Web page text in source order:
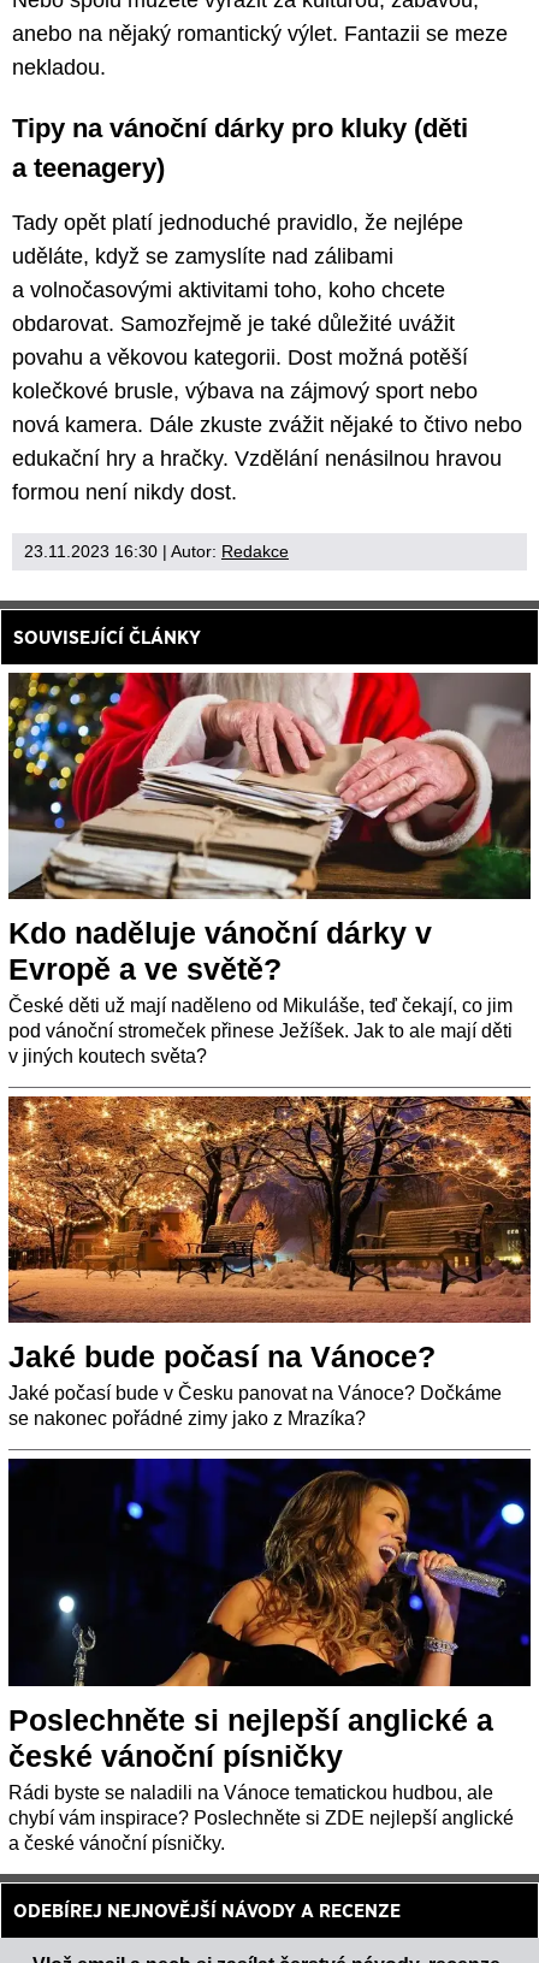
anebo na nějaký romantický výlet. Fantazii se meze
nekladou.
Tipy na vánoční dárky pro kluky (děti
a teenagery)
Tady opět platí jednoduché pravidlo, že nejlépe
uděláte, když se zamyslíte nad zálibami
a volnočasovými aktivitami toho, koho chcete
obdarovat. Samozřejmě je také důležité uvážit
povahu a věkovou kategorii. Dost možná potěší
kolečkové brusle, výbava na zájmový sport nebo
nová kamera. Dále zkuste zvážit nějaké to čtivo nebo
edukační hry a hračky. Vzdělání nenásilnou hravou
formou není nikdy dost.
23.11.2023 16:30 | Autor: Redakce
SOUVISEJÍCÍ ČLÁNKY
Kdo naděluje vánoční dárky v
Evropě a ve světě?
České děti už mají naděleno od Mikuláše, teď čekají, co jim
pod vánoční stromeček přinese Ježíšek. Jak to ale mají děti
v jiných koutech světa?
Jaké bude počasí na Vánoce?
Jaké počasí bude v Česku panovat na Vánoce? Dočkáme
se nakonec pořádné zimy jako z Mrazíka?
Poslechněte si nejlepší anglické a
české vánoční písničky
Rádi byste se naladili na Vánoce tematickou hudbou, ale
chybí vám inspirace? Poslechněte si ZDE nejlepší anglické
a české vánoční písničky.
ODEBÍREJ NEJNOVĚJŠÍ NÁVODY A RECENZE